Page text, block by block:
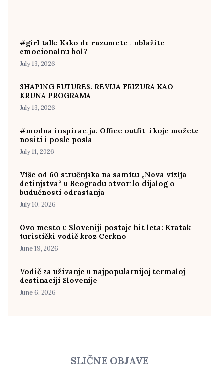
#girl talk: Kako da razumete i ublažite
emocionalnu bol?
July 13, 2026
SHAPING FUTURES: REVIJA FRIZURA KAO
KRUNA PROGRAMA
July 13, 2026
#modna inspiracija: Office outfit-i koje možete
nositi i posle posla
July 11, 2026
Više od 60 stručnjaka na samitu „Nova vizija
detinjstva“ u Beogradu otvorilo dijalog o
budućnosti odrastanja
July 10, 2026
Ovo mesto u Sloveniji postaje hit leta: Kratak
turistički vodič kroz Cerkno
June 19, 2026
Vodič za uživanje u najpopularnijoj termaloj
destinaciji Slovenije
June 6, 2026
SLIČNE OBJAVE